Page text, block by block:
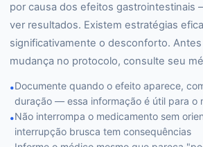
por causa dos efeitos gastrointestinais
ver resultados. Existem estratégias
significativamente o desconforto.
mudança no protocolo, consulte seu
•Documente quando o efeito aparece,
duração — essa informação é útil para o
•Não interrompa o medicamento sem
interrupção brusca tem consequências